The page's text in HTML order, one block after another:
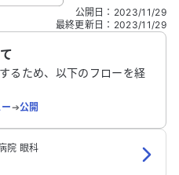
す。氏名やご自身の病気の詳細な
る
公開日 ： 2023/11/29
最終更新日 ： 2023/11/29
るため、以下のフローを経
➔公開
院 眼科